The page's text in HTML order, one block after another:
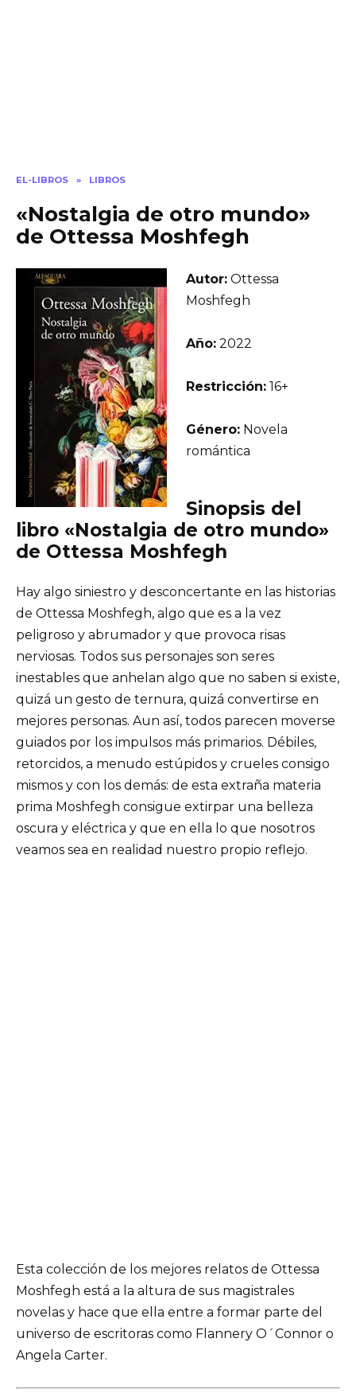
EL-LIBROS » LIBROS
«Nostalgia de otro mundo»
de Ottessa Moshfegh
Autor: Ottessa
Moshfegh
Año: 2022
Restricción: 16+
Género: Novela
romántica
Sinopsis del
libro «Nostalgia de otro mundo»
de Ottessa Moshfegh
Hay algo siniestro y desconcertante en las historias
de Ottessa Moshfegh, algo que es a la vez
peligroso y abrumador y que provoca risas
nerviosas. Todos sus personajes son seres
inestables que anhelan algo que no saben si existe,
quizá un gesto de ternura, quizá convertirse en
mejores personas. Aun así, todos parecen moverse
guiados por los impulsos más primarios. Débiles,
retorcidos, a menudo estúpidos y crueles consigo
mismos y con los demás: de esta extraña materia
prima Moshfegh consigue extirpar una belleza
oscura y eléctrica y que en ella lo que nosotros
veamos sea en realidad nuestro propio reflejo.
Esta colección de los mejores relatos de Ottessa
Moshfegh está a la altura de sus magistrales
novelas y hace que ella entre a formar parte del
universo de escritoras como Flannery O´Connor o
Angela Carter.